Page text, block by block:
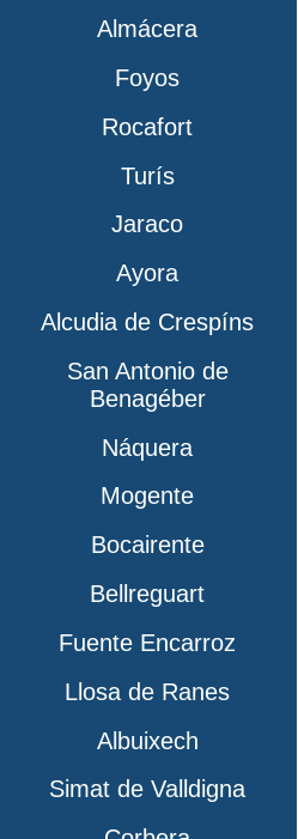
Almácera
Foyos
Rocafort
Turís
Jaraco
Ayora
Alcudia de Crespíns
San Antonio de
Benagéber
Náquera
Mogente
Bocairente
Bellreguart
Fuente Encarroz
Llosa de Ranes
Albuixech
Simat de Valldigna